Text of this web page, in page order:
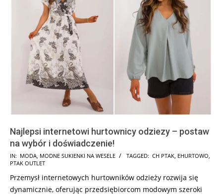
Najlepsi internetowi hurtownicy odziezy – postaw
na wybór i doświadczenie!
2024-
07-
25
IN: MODA, MODNE SUKIENKI NA WESELE TAGGED: CH PTAK, EHURTOWO,
PTAK OUTLET
Przemysł internetowych hurtowników odzieży rozwija się
dynamicznie, oferując przedsiębiorcom modowym szeroki